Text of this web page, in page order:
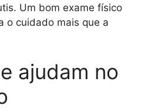
Um bom exame físico
o cuidado mais que a
ajudam no